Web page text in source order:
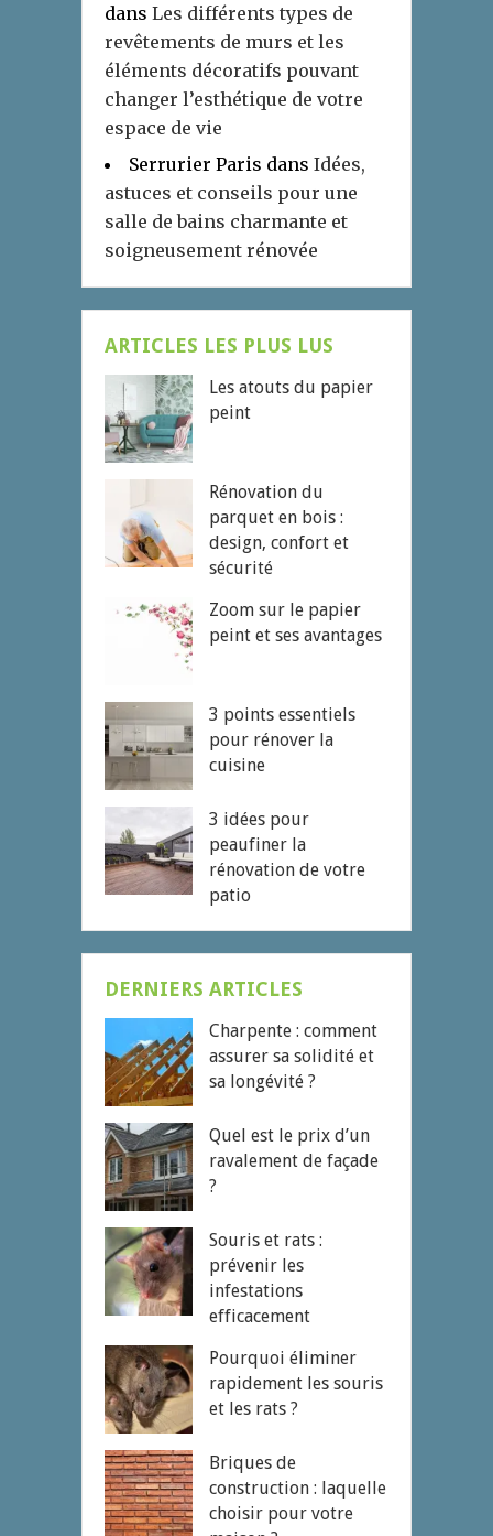
dans Les différents types de
revêtements de murs et les
éléments décoratifs pouvant
changer l’esthétique de votre
espace de vie
Serrurier Paris dans Idées,
astuces et conseils pour une
salle de bains charmante et
soigneusement rénovée
ARTICLES LES PLUS LUS
Les atouts du papier
peint
Rénovation du
parquet en bois :
design, confort et
sécurité
Zoom sur le papier
peint et ses avantages
3 points essentiels
pour rénover la
cuisine
3 idées pour
peaufiner la
rénovation de votre
patio
DERNIERS ARTICLES
Charpente : comment
assurer sa solidité et
sa longévité ?
Quel est le prix d’un
ravalement de façade
?
Souris et rats :
prévenir les
infestations
efficacement
Pourquoi éliminer
rapidement les souris
et les rats ?
Briques de
construction : laquelle
choisir pour votre